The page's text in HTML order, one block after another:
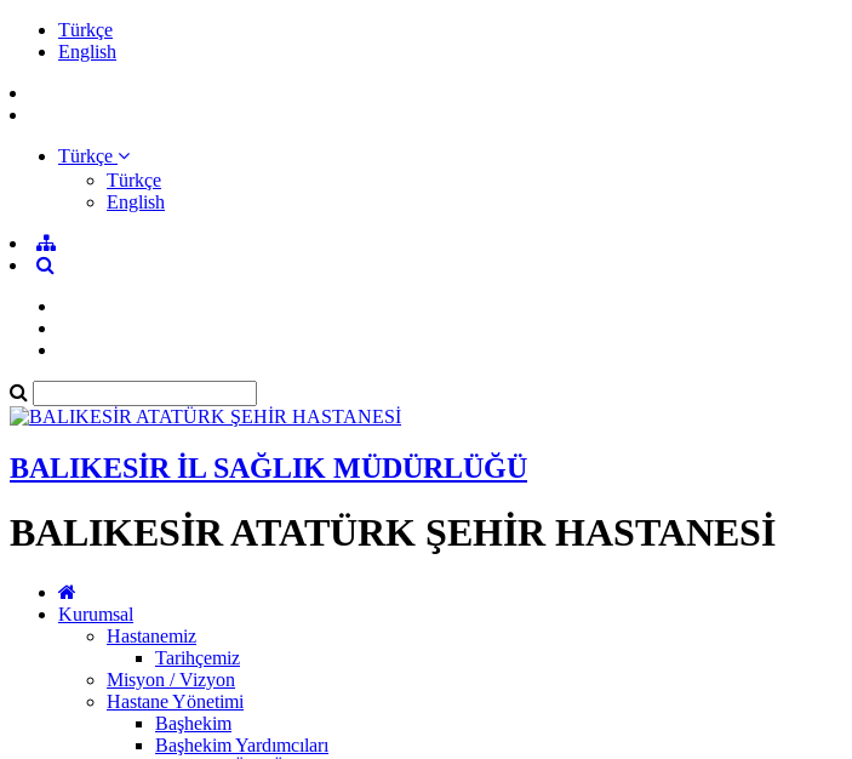
Türkçe
English
Türkçe
Türkçe
English
BALIKESİR İL SAĞLIK MÜDÜRLÜĞÜ
BALIKESİR ATATÜRK ŞEHİR HASTANESİ
Kurumsal
Hastanemiz
Tarihçemiz
Misyon / Vizyon
Hastane Yönetimi
Başhekim
Başhekim Yardımcıları